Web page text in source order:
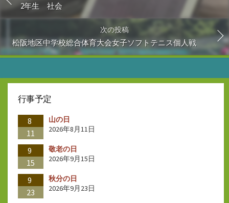
2年生 社会
次の投稿
松阪地区中学校総合体育大会女子ソフトテニス個人戦
行事予定
8
11
山の日
2026年8月11日
9
15
敬老の日
2026年9月15日
9
23
秋分の日
2026年9月23日